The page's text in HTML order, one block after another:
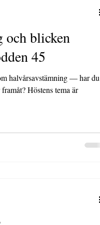
och blicken
45
halvårsavstämning — har du
tema är